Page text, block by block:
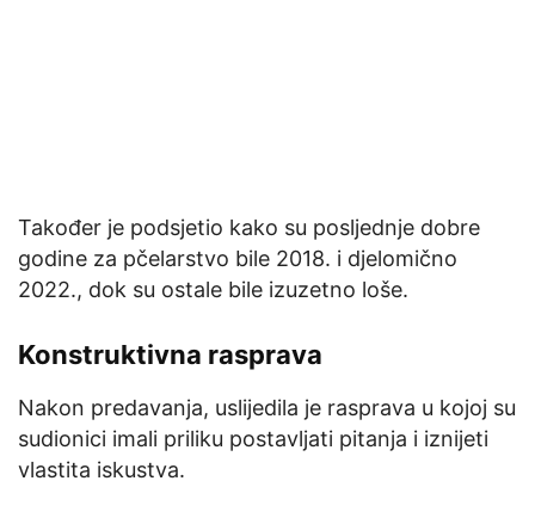
Također je podsjetio kako su posljednje dobre
godine za pčelarstvo bile 2018. i djelomično
2022., dok su ostale bile izuzetno loše.
Konstruktivna rasprava
Nakon predavanja, uslijedila je rasprava u kojoj su
sudionici imali priliku postavljati pitanja i iznijeti
vlastita iskustva.